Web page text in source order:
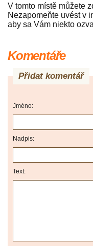
V tomto místě můžete
Nezapomeňte uvést v
aby sa Vám niekto
Komentáře
Přidat komentář
Jméno:
Nadpis:
Text: